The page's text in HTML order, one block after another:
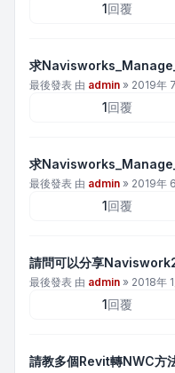
1回覆
求
最後發表 由 admin » 2019年
1回覆
求
最後發表 由 admin » 2019年
1回覆
請問可以分享
最後發表 由 admin » 2018年
1回覆
請教多個Revit轉NWC方